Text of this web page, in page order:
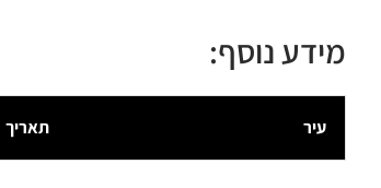
מידע נוסף:
עיר תאריך